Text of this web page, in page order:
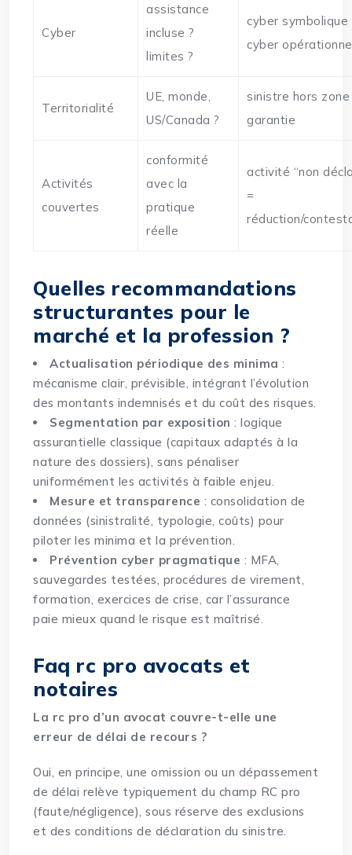
Cyber
assistance
incluse ?
limites ?
cyber symbolique
cyber
Territorialité
UE, monde,
US/Canada ?
sinistre hors
garantie
Activités
couvertes
conformité
avec la
pratique
réelle
activité “non
=
réduction/
Quelles recommandations
structurantes pour le
marché et la profession ?
Actualisation périodique des minima :
mécanisme clair, prévisible, intégrant l’évolution
des montants indemnisés et du coût des risques.
Segmentation par exposition : logique
assurantielle classique (capitaux adaptés à la
nature des dossiers), sans pénaliser
uniformément les activités à faible enjeu.
Mesure et transparence : consolidation de
données (sinistralité, typologie, coûts) pour
piloter les minima et la prévention.
Prévention cyber pragmatique : MFA,
sauvegardes testées, procédures de virement,
formation, exercices de crise, car l’assurance
paie mieux quand le risque est maîtrisé.
Faq rc pro avocats et
notaires
La rc pro d’un avocat couvre-t-elle une
erreur de délai de recours ?
Oui, en principe, une omission ou un dépassement
de délai relève typiquement du champ RC pro
(faute/négligence), sous réserve des exclusions
et des conditions de déclaration du sinistre.